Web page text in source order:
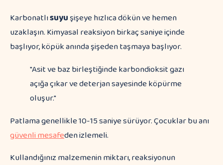
Karbonatlısuyuşişeye hızlıca dökün ve hemen
uzaklaşın. Kimyasal reaksiyon birkaç saniye içinde
başlıyor, köpük anında şişeden taşmaya başlıyor.
"Asit ve baz birleştiğinde karbondioksit gazı
açığa çıkar ve deterjan sayesinde köpürme
oluşur."
Patlama genellikle 10-15 saniye sürüyor. Çocuklar bu anı
güvenli mesafeden izlemeli.
Kullandığınız malzemenin miktarı, reaksiyonun